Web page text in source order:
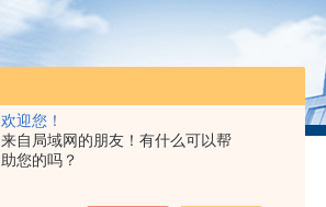
欢迎您！
来自局域网的朋友！有什么可以帮
助您的吗？